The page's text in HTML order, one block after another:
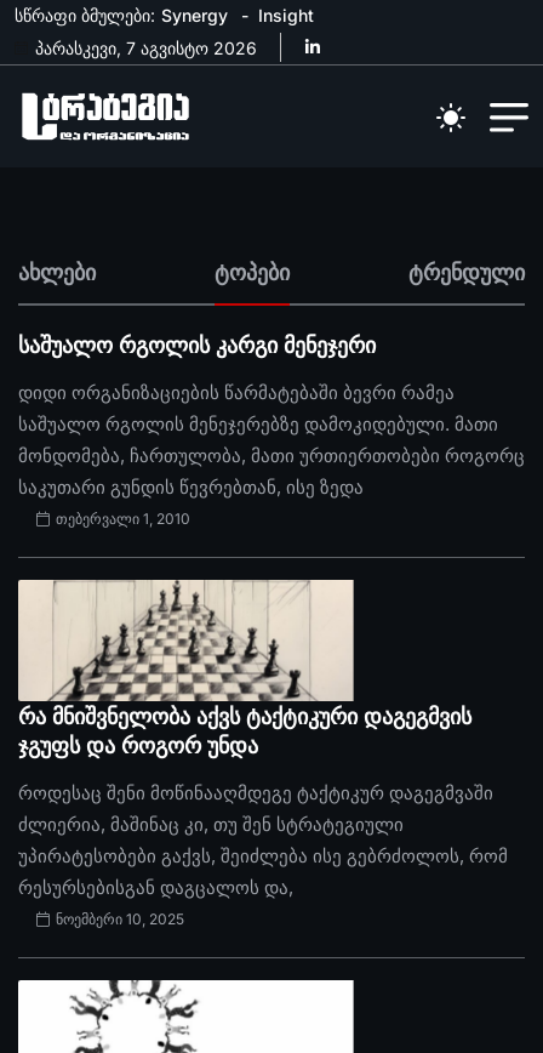
სწრაფი ბმულები: Synergy
Insight
პარასკევი, 7 აგვისტო 2026
ახლები ტოპები ტრენდული
საშუალო რგოლის კარგი მენეჯერი
დიდი ორგანიზაციების წარმატებაში ბევრი რამეა
საშუალო რგოლის მენეჯერებზე დამოკიდებული. მათი
მონდომება, ჩართულობა, მათი ურთიერთობები როგორც
საკუთარი გუნდის წევრებთან, ისე ზედა
თებერვალი 1, 2010
რა მნიშვნელობა აქვს ტაქტიკური დაგეგმვის
ჯგუფს და როგორ უნდა
როდესაც შენი მოწინააღმდეგე ტაქტიკურ დაგეგმვაში
ძლიერია, მაშინაც კი, თუ შენ სტრატეგიული
უპირატესობები გაქვს, შეიძლება ისე გებრძოლოს, რომ
რესურსებისგან დაგცალოს და,
ნოემბერი 10, 2025